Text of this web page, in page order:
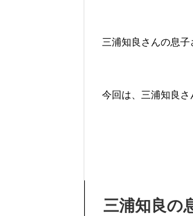
三浦知良さんの息
今回は、三浦知良
三浦知良の